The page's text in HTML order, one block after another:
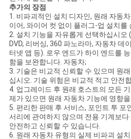
PRIVACY
POLICY
추가의 장점
1. 비파괴적인 설치 디자인, 원래 자동
이어, 와이어 컷 없이 플러그-업 설치를
2. 설치 기능을 자유롭게 선택하십시오
DVD, 리버싱, 360 파노라마, 자동차 데
터넷 앱 등). 로우 엔드가 하이 엔드를
함을 보완합니다. 자동차;
3. 기술은 비교적 신뢰할 수 있으며 원
십시오. 기술 위험은 비교적 적고 안전
4. 업그레이드 후 원래 호스트의 모든
제가 있으면 원래 자동차 기능에 영향
5. 편리한 판매 후 서비스, 포인트 투 포
서리에 관여하지 않으며 전용 기계보
안전하고 신뢰할 수 있습니다.
6. 원래 자동차 유형의 실제 비파괴 설